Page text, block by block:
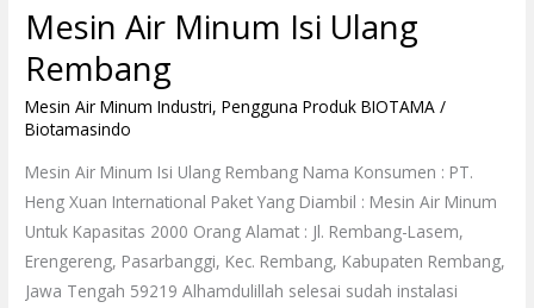
Mesin Air Minum Isi Ulang
Rembang
Mesin Air Minum Industri,Pengguna Produk BIOTAMA /
Biotamasindo
Mesin Air Minum Isi Ulang Rembang Nama Konsumen : PT.
Heng Xuan International Paket Yang Diambil : Mesin Air Minum
Untuk Kapasitas 2000 Orang Alamat : Jl. Rembang-Lasem,
Erengereng, Pasarbanggi, Kec. Rembang, Kabupaten Rembang,
Jawa Tengah 59219 Alhamdulillah selesai sudah instalasi
Minum
Isi
Ulang
Rembang